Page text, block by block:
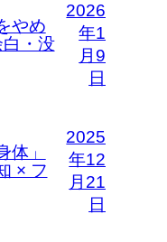
やめ
・没
2026
年1
月9
日
体」
× フ
2025
年12
月21
日